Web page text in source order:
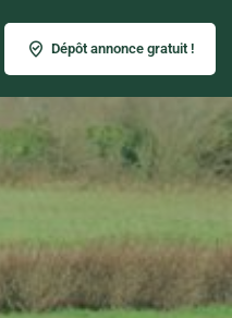
Dépôt annonce gratuit !